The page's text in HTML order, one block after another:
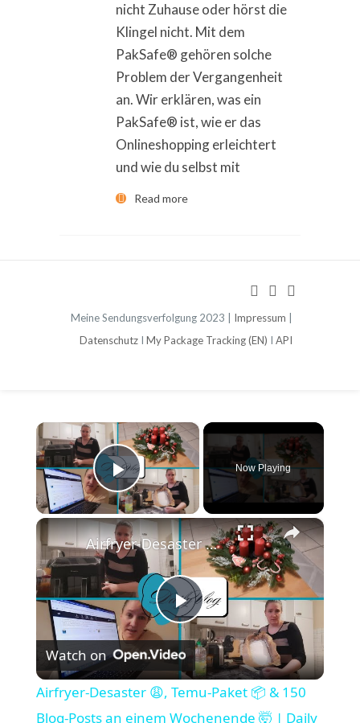
nicht Zuhause oder hörst die
Klingel nicht. Mit dem
PakSafe® gehören solche
Problem der Vergangenheit
an. Wir erklären, was ein
PakSafe® ist, wie er das
Onlineshopping erleichtert
und wie du selbst mit
Read more
Meine Sendungsverfolgung 2023 | Impressum
Datenschutz I My Package Tracking (EN) I API
×
Play Video
Now Playing
×
Play Video
Airfryer-Desaster 😩, Temu-Paket 📦 & 150 Blog-Posts an einem Wochenende 🤯 | Daily Vlog
Watch on
Airfryer-Desaster 😩, Temu-Paket 📦 & 150
Blog-Posts an einem Wochenende 🤯 | Daily